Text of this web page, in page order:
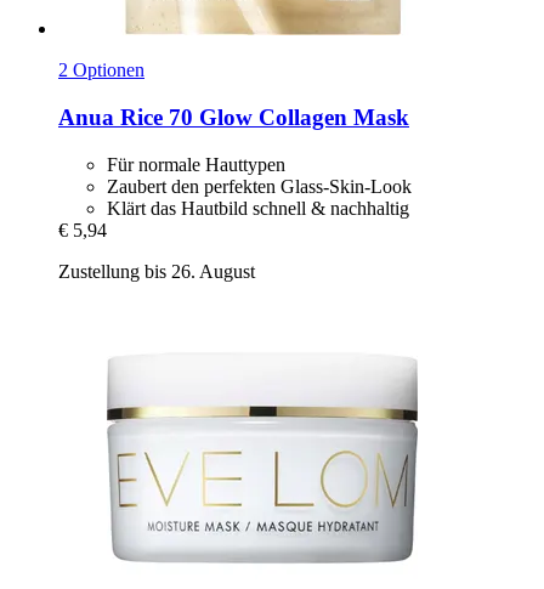
2 Optionen
Anua Rice 70 Glow Collagen Mask
Für normale Hauttypen
Zaubert den perfekten Glass-Skin-Look
Klärt das Hautbild schnell & nachhaltig
€ 5,94
Zustellung bis 26. August